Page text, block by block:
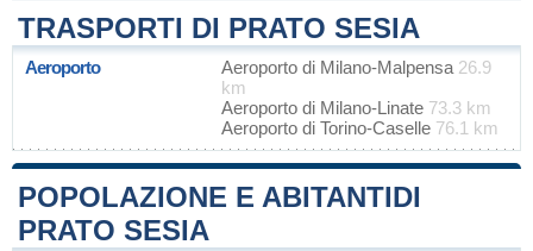
TRASPORTI DI PRATO SESIA
Aeroporto Aeroporto di Milano-Malpensa 26.9
km
Aeroporto di Milano-Linate 73.3 km
Aeroporto di Torino-Caselle 76.1 km
POPOLAZIONE E ABITANTIDI
PRATO SESIA